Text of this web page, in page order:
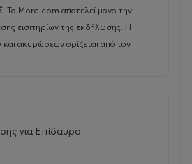
. Το More.com αποτελεί μόνο την
εισιτηρίων της εκδήλωσης. Η
και ακυρώσεων ορίζεται από τον
για Επίδαυρο